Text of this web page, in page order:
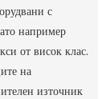
с
например
от висок клас.
на
източник